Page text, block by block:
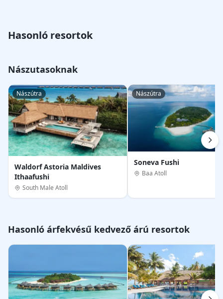
Hasonló resortok
Nászutasoknak
Nászútra
Waldorf Astoria Maldives
Ithaafushi
South Male Atoll
Nászútra
Soneva Fushi
Baa Atoll
Hasonló árfekvésű kedvező árú resortok